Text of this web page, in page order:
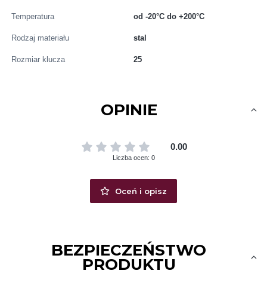
Temperatura od -20°C do +200°C
Rodzaj materiału stal
Rozmiar klucza 25
OPINIE
0.00
Liczba ocen: 0
Oceń i opisz
BEZPIECZEŃSTWO
PRODUKTU